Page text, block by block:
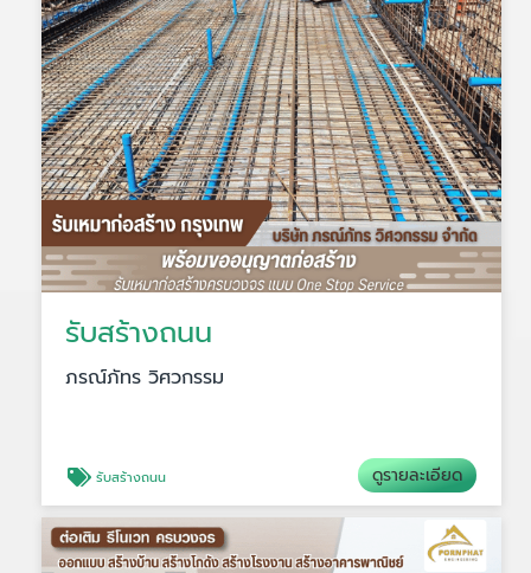
รับสร้างถนน
ภรณ์ภัทร วิศวกรรม
รับสร้างถนน ดูรายละเอียด